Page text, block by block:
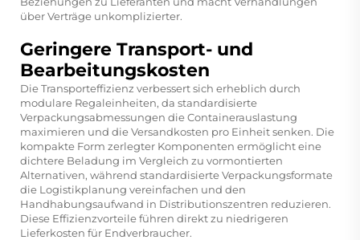
über Verträge unkomplizierter.
Geringere Transport- und
Bearbeitungskosten
Die Transporteffizienz verbessert sich erheblich durch
modulare Regaleinheiten, da standardisierte
Verpackungsabmessungen die Containerauslastung
maximieren und die Versandkosten pro Einheit senken. Die
kompakte Form zerlegter Komponenten ermöglicht eine
dichtere Beladung im Vergleich zu vormontierten
Alternativen, während standardisierte Verpackungsformate
die Logistikplanung vereinfachen und den
Handhabungsaufwand in Distributionszentren reduzieren.
Diese Effizienzvorteile führen direkt zu niedrigeren
Lieferkosten für Endverbraucher.